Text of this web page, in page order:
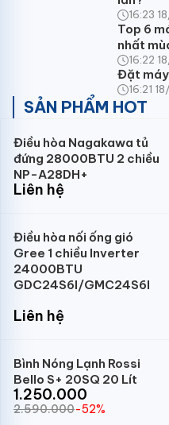
16:23
Top 6
nhất
16:22
Đặt máy
16:21
SẢN PHẨM HOT
Điều hòa Nagakawa tủ
đứng 28000BTU 2 chiều
NP-A28DH+
Liên hệ
Điều hòa nối ống gió
Gree 1 chiều Inverter
24000BTU
GDC24S6I/GMC24S6I
Liên hệ
Bình Nóng Lạnh Rossi
Bello S+ 20SQ 20 Lít
1.250.000
2.590.000-52%